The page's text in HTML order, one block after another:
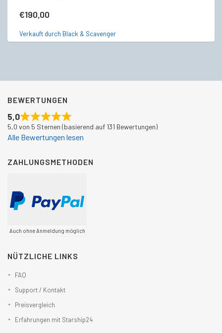
€190,00
Verkauft durch Black & Scavenger
BEWERTUNGEN
5,0
5,0 von 5 Sternen (basierend auf 131 Bewertungen)
Alle Bewertungen lesen
ZAHLUNGSMETHODEN
Auch ohne Anmeldung möglich
NÜTZLICHE LINKS
FAQ
Support / Kontakt
Preisvergleich
Erfahrungen mit Starship24